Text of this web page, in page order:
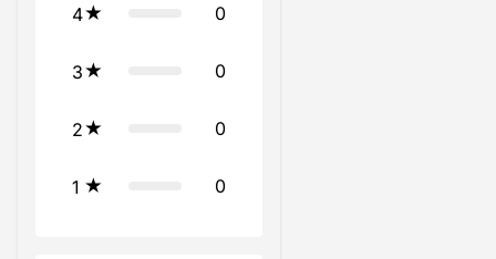
4 0
3 0
2 0
1 0